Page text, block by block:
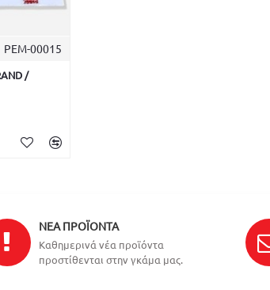
ΡΕΜ-00015
/
ΝΈΑ ΠΡΟΪΌΝΤΑ
Καθημερινά νέα προϊόντα
προστίθενται στην γκάμα μας.